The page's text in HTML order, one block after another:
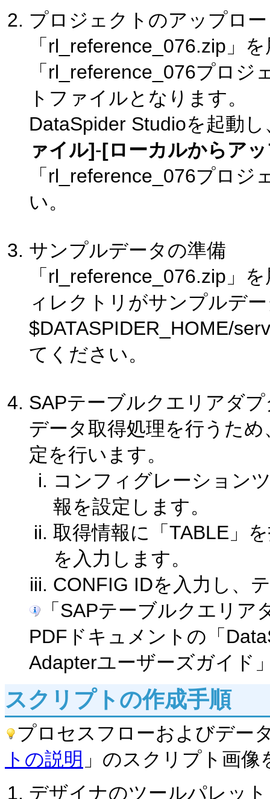
プロジェクトのアップロ
「rl_reference_076.zip」
「rl_reference_076プロ
トファイルとなります。
DataSpider Studioを起動
ァイル]-[ローカルからア
「rl_reference_076プロ
い。
サンプルデータの準備
「rl_reference_076.zip」
ィレクトリがサンプルデ
$DATASPIDER_HOME/
てください。
SAPテーブルクエリアダ
データ取得処理を行うた
定を行います。
コンフィグレーション
報を設定します。
取得情報に「TABLE」
を入力します。
CONFIG IDを入力し、
「SAPテーブルクエリ
PDFドキュメントの「
Adapterユーザーズガイド
スクリプトの作成手順
プロセスフローおよびデー
トの説明 」のスクリプト画
デザイナのツールパレッ